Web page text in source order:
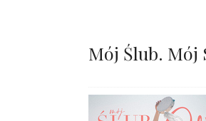
Mój Ślub. Mój